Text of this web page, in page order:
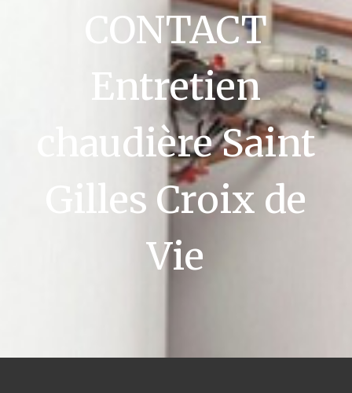
CONTACT
Entretien
chaudière Saint
Gilles Croix de
Vie